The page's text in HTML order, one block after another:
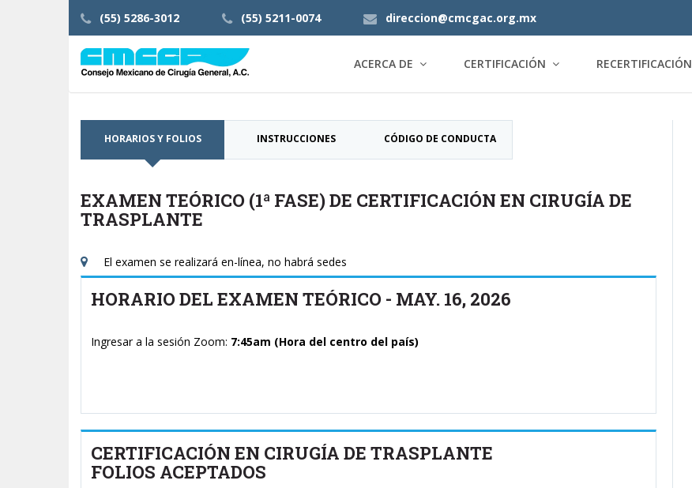
(55) 5286-3012 (55) 5211-0074 direccion@cmcgac.org.mx
ACERCA DE CERTIFICACIÓN RECERTIFICACIÓN
HORARIOS Y FOLIOS INSTRUCCIONES CÓDIGO DE CONDUCTA
EXAMEN TEÓRICO (1ª FASE) DE CERTIFICACIÓN EN CIRUGÍA DE
TRASPLANTE
El examen se realizará en-línea, no habrá sedes
HORARIO DEL EXAMEN TEÓRICO - MAY. 16, 2026
Ingresar a la sesión Zoom: 7:45am (Hora del centro del país)
CERTIFICACIÓN EN CIRUGÍA DE TRASPLANTE
FOLIOS ACEPTADOS